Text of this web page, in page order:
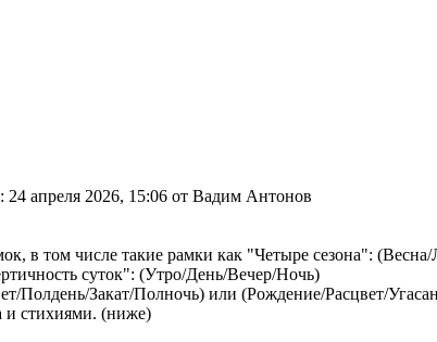
: 24 апреля 2026, 15:06 от Вадим Антонов
в том числе такие рамки как "Четыре сезона":
суток": (Утро/День/Вечер/Ночь)
Полдень/Закат/Полночь) или (Рождение/Расцвет/
и стихиями. (ниже)